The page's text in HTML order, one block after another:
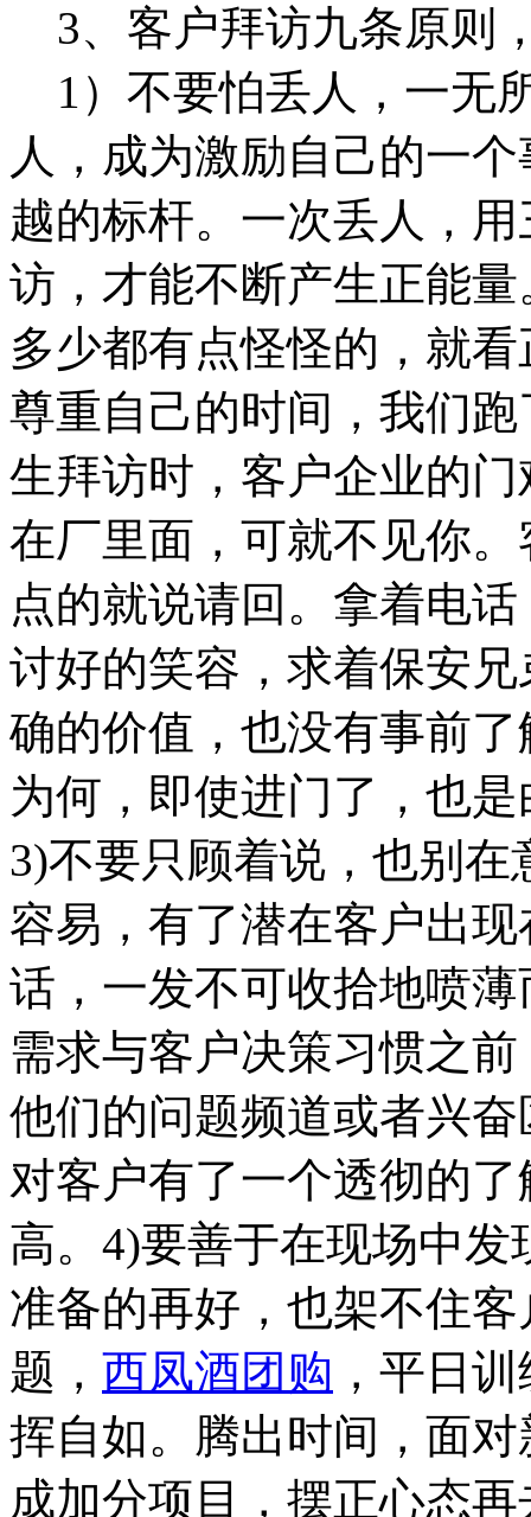
3、客户拜访九条原则
1）不要怕丢人，一无
人，成为激励自己的一
越的标杆。一次丢人，
访，才能不断产生正能
多少都有点怪怪的，就
尊重自己的时间，我们
生拜访时，客户企业的
在厂里面，可就不见你
点的就说请回。拿着电
讨好的笑容，求着保安
确的价值，也没有事前
为何，即使进门了，也
3)不要只顾着说，也别
容易，有了潜在客户出
话，一发不可收拾地喷
需求与客户决策习惯之
他们的问题频道或者兴
对客户有了一个透彻的
高。4)要善于在现场中
准备的再好，也架不住
题， 西凤酒团购 ，平日
挥自如。腾出时间，面
成加分项目，摆正心态